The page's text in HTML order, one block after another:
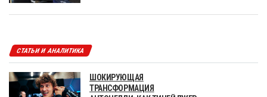
СТАТЬИ И АНАЛИТИКА
ШОКИРУЮЩАЯ
ТРАНСФОРМАЦИЯ